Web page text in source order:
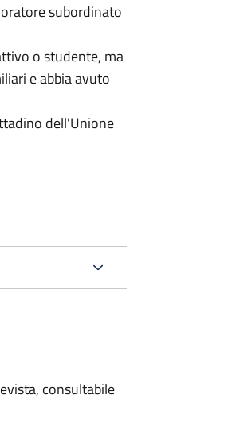
subordinato
o studente, ma
e abbia avuto
dell'Unione
consultabile